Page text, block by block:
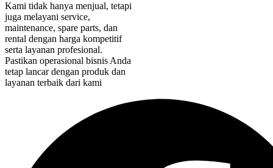
Kami tidak hanya menjual, tetapi
juga melayani service,
maintenance, spare parts, dan
rental dengan harga kompetitif
serta layanan profesional.
Pastikan operasional bisnis Anda
tetap lancar dengan produk dan
layanan terbaik dari kami